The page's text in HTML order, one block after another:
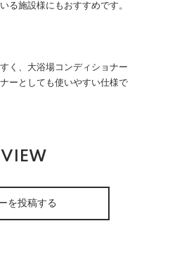
る施設様にもおすすめです。
く、大浴場コンディショナー
ーとしても使いやすい仕様で
を投稿する